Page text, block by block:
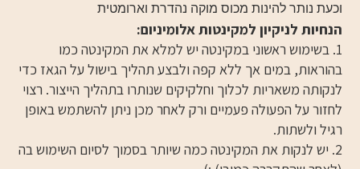
וכעת נותר להינות מכוס מוקה נהדרת וארומטית
הנחיות לניקיון למקינטות אלומיניום:
1. בשימוש ראשוני במקינטה יש למלא את המקינטה כמו
בהוראות, במים אך ללא קפה ולבצע תהליך בישול על הגאז כדי
לנקותה משאריות לכלוך וחלקיקים שנותרו בתהליך הייצור. רצוי
לחזור על הפעולה פעמיים ורק לאחר מכן ניתן להשתמש באופן
רגיל ולשתות.
2. יש לנקות את המקינטה כמה שיותר בסמוך לסיום השימוש בה